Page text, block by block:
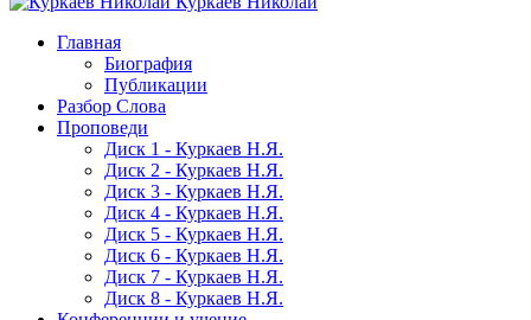
Главная
Биография
Публикации
Разбор Слова
Проповеди
Диск 1 - Куркаев Н.Я.
Диск 2 - Куркаев Н.Я.
Диск 3 - Куркаев Н.Я.
Диск 4 - Куркаев Н.Я.
Диск 5 - Куркаев Н.Я.
Диск 6 - Куркаев Н.Я.
Диск 7 - Куркаев Н.Я.
Диск 8 - Куркаев Н.Я.